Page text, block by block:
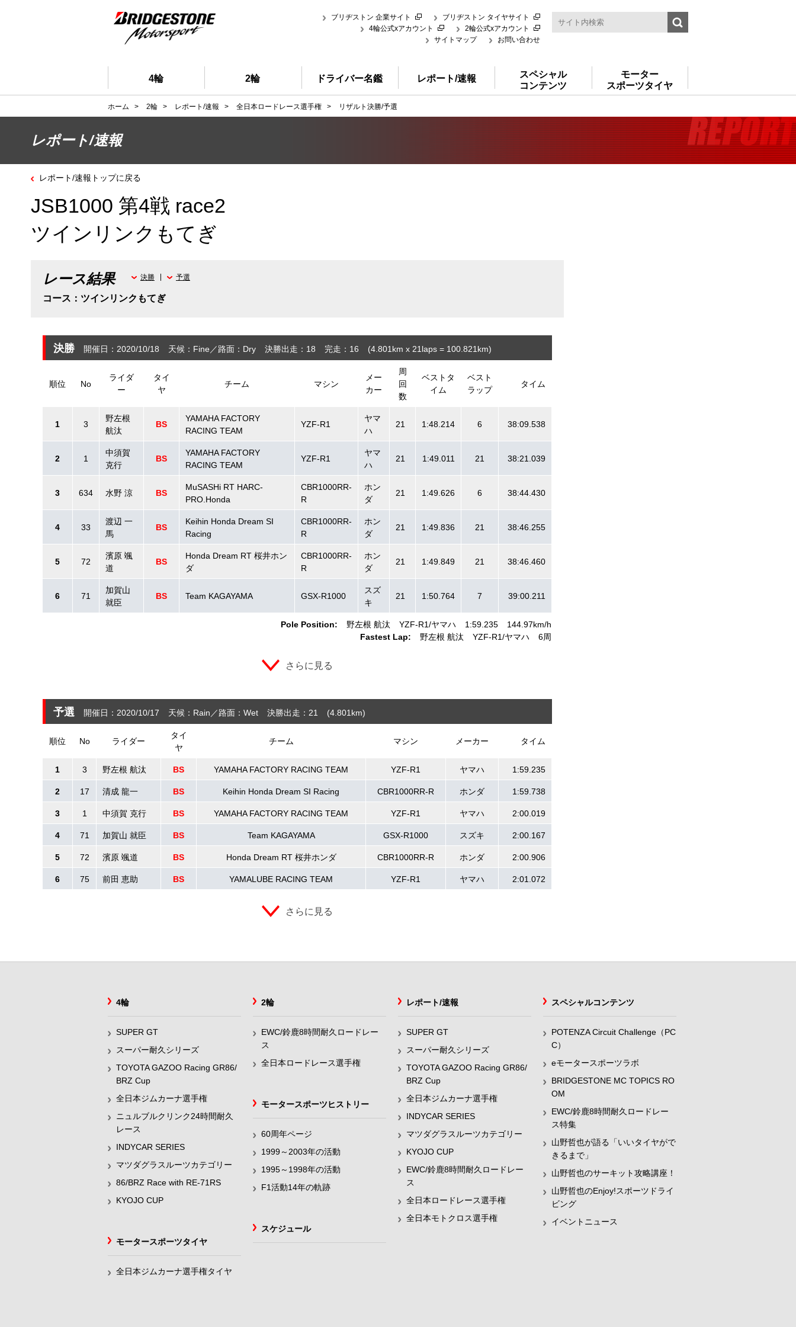
ブリヂストン 企業サイト
ブリヂストン タイヤサイト
4輪公式xアカウント
2輪公式xアカウント
サイトマップ
お問い合わせ
4輪 2輪 ドライバー名鑑 レポート/速報
スペシャル
コンテンツ
モーター
スポーツタイヤ
ホーム > 2輪 > レポート/速報 > 全日本ロードレース選手権 > リザルト決勝/予選
レポート/速報
レポート/速報トップに戻る
JSB1000 第4戦 race2
ツインリンクもてぎ
レース結果
コース：ツインリンクもてぎ
決勝 予選
決勝 開催日：2020/10/18 天候：Fine 路面：Dry 決勝出走：18 完走：16 (4.801 km x 21laps = 100.821 km)
順位 No
ライダ
ー
タイ
ヤ
チーム マシン
メー
カー
周
回
数
ベストタ
イム
ベスト
ラップ
タイム
Pole Position: 野左根 航汰 YZF-R1 ヤマハ 1:59.235
144.97km/h
Fastest Lap:
野左根 航汰 YZF-R1 ヤマハ 6周
1 3
野左根
航汰
BS
YAMAHA FACTORY
RACING TEAM
YZF-R1
ヤマ
ハ
21 1:48.214 6 38:09.538
2 1
中須賀
克行
BS
YAMAHA FACTORY
RACING TEAM
YZF-R1
ヤマ
ハ
21 1:49.011 21 38:21.039
3 634 水野 涼 BS
MuSASHi RT HARC-
PRO.Honda
CBR1000RR-
R
ホン
ダ
21 1:49.626 6 38:44.430
4 33
渡辺 一
馬
BS
Keihin Honda Dream SI
Racing
CBR1000RR-
R
ホン
ダ
21 1:49.836 21 38:46.255
5 72
濱原 颯
道
BS
Honda Dream RT 桜井ホン
ダ
CBR1000RR-
R
ホン
ダ
21 1:49.849 21 38:46.460
6 71
加賀山
就臣
BS Team KAGAYAMA GSX-R1000
スズ
キ
21 1:50.764 7 39:00.211
さらに見る
予選 開催日：2020/10/17 天候：Rain 路面：Wet 決勝出走：21 (4.801 km)
順位 No ライダー
タイ
ヤ
チーム マシン メーカー タイム
1 3 野左根 航汰 BS YAMAHA FACTORY RACING TEAM YZF-R1 ヤマハ 1:59.235
2 17 清成 龍一 BS Keihin Honda Dream SI Racing CBR1000RR-R ホンダ 1:59.738
3 1 中須賀 克行 BS YAMAHA FACTORY RACING TEAM YZF-R1 ヤマハ 2:00.019
4 71 加賀山 就臣 BS Team KAGAYAMA GSX-R1000 スズキ 2:00.167
5 72 濱原 颯道 BS Honda Dream RT 桜井ホンダ CBR1000RR-R ホンダ 2:00.906
6 75 前田 恵助 BS YAMALUBE RACING TEAM YZF-R1 ヤマハ 2:01.072
さらに見る
4輪
SUPER GT
スーパー耐久シリーズ
TOYOTA GAZOO Racing GR86/
BRZ Cup
全日本ジムカーナ選手権
ニュルブルクリンク24時間耐久
レース
INDYCAR SERIES
マツダグラスルーツカテゴリー
86/BRZ Race with RE-71RS
KYOJO CUP
2輪
EWC/鈴鹿8時間耐久ロードレー
ス
全日本ロードレース選手権
レポート/速報
SUPER GT
スーパー耐久シリーズ
TOYOTA GAZOO Racing GR86/
BRZ Cup
全日本ジムカーナ選手権
INDYCAR SERIES
マツダグラスルーツカテゴリー
KYOJO CUP
EWC/鈴鹿8時間耐久ロードレー
ス
全日本ロードレース選手権
全日本モトクロス選手権
スペシャルコンテンツ
POTENZA Circuit Challenge（PC
C）
eモータースポーツラボ
BRIDGESTONE MC TOPICS RO
OM
EWC/鈴鹿8時間耐久ロードレー
ス特集
山野哲也が語る「いいタイヤがで
きるまで」
山野哲也のサーキット攻略講座！
山野哲也のEnjoy!スポーツドライ
ビング
イベントニュース
モータースポーツヒストリー
60周年ページ
1999～2003年の活動
1995～1998年の活動
F1活動14年の軌跡
スケジュール
モータースポーツタイヤ
全日本ジムカーナ選手権タイヤ